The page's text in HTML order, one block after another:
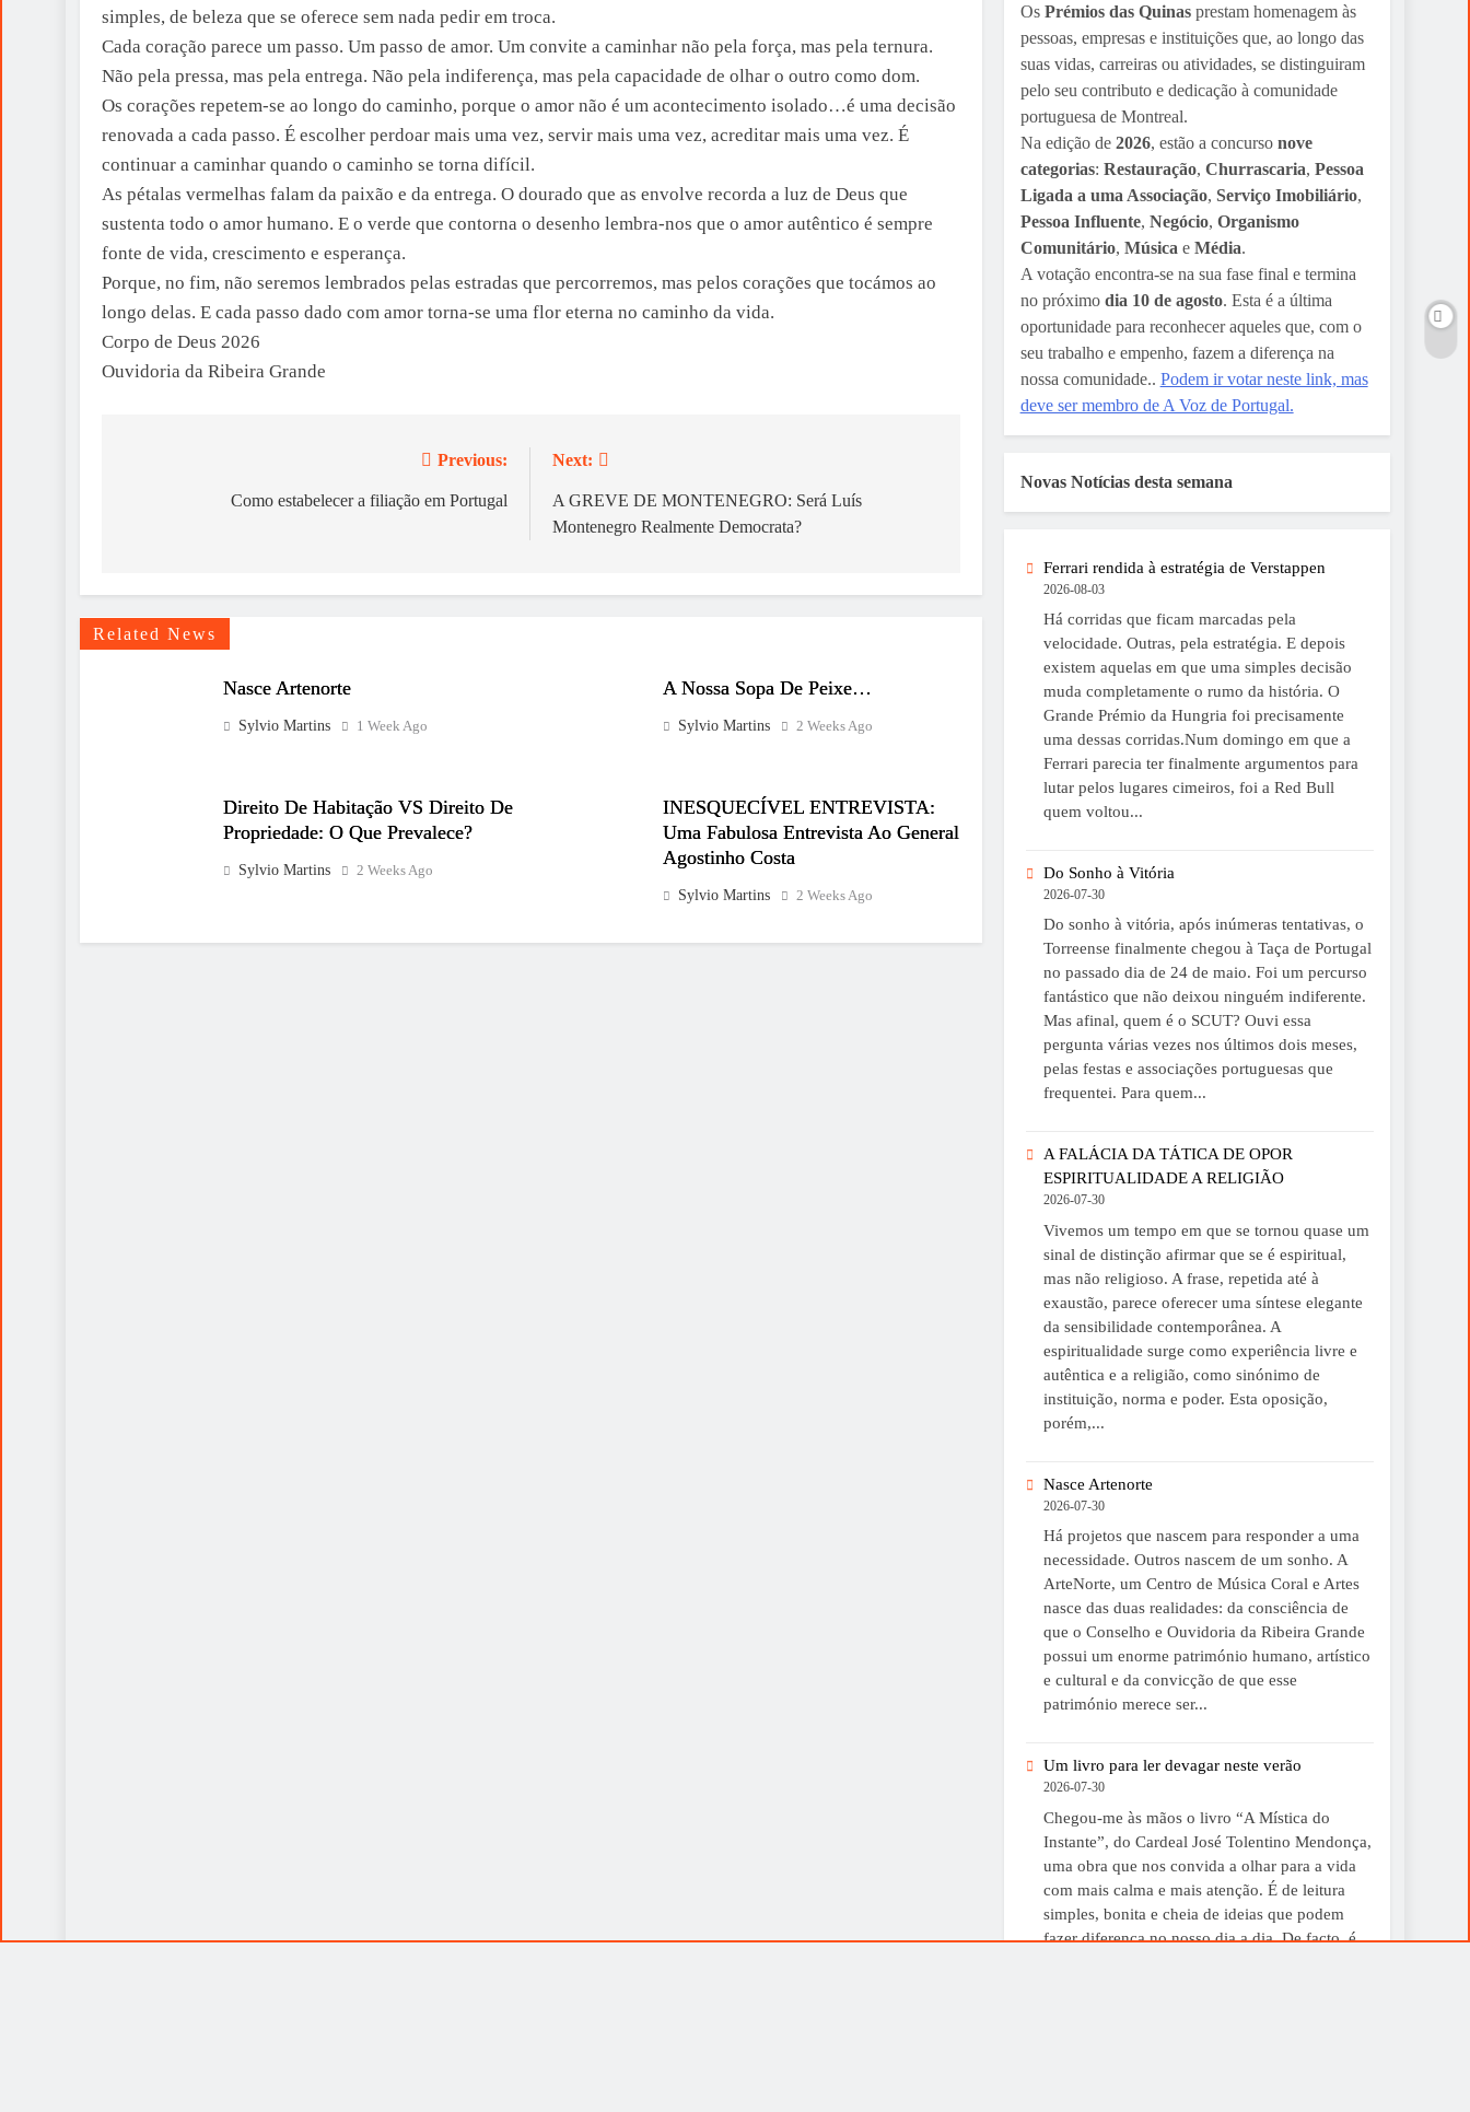
simples, de beleza que se oferece sem nada pedir em troca.
Cada coração parece um passo. Um passo de amor. Um convite a caminhar não pela força, mas pela ternura.
Não pela pressa, mas pela entrega. Não pela indiferença, mas pela capacidade de olhar o outro como dom.
Os corações repetem-se ao longo do caminho, porque o amor não é um acontecimento isolado…é uma decisão
renovada a cada passo. É escolher perdoar mais uma vez, servir mais uma vez, acreditar mais uma vez. É
continuar a caminhar quando o caminho se torna difícil.
As pétalas vermelhas falam da paixão e da entrega. O dourado que as envolve recorda a luz de Deus que
sustenta todo o amor humano. E o verde que contorna o desenho lembra-nos que o amor autêntico é sempre
fonte de vida, crescimento e esperança.
Porque, no fim, não seremos lembrados pelas estradas que percorremos, mas pelos corações que tocámos ao
longo delas. E cada passo dado com amor torna-se uma flor eterna no caminho da vida.
Corpo de Deus 2026
Ouvidoria da Ribeira Grande
navigation
Previous:
Como estabelecer a filiação em Portugal
Next:
A GREVE DE MONTENEGRO: Será Luís
Montenegro Realmente Democrata?
Related News
Nasce Artenorte
Sylvio Martins 1 Week Ago
A Nossa Sopa De Peixe…
Sylvio Martins 2 Weeks Ago
Direito De Habitação VS Direito De
Propriedade: O Que Prevalece?
Sylvio Martins 2 Weeks Ago
INESQUECÍVEL ENTREVISTA:
Uma Fabulosa Entrevista Ao General
Agostinho Costa
Sylvio Martins 2 Weeks Ago
Os Prémios das Quinasprestam homenagem às
pessoas, empresas e instituições que, ao longo das
suas vidas, carreiras ou atividades, se distinguiram
pelo seu contributo e dedicação à comunidade
portuguesa de Montreal.
Na edição de 2026, estão a concurso nove
categorias: Restauração, Churrascaria, Pessoa
Ligada a uma Associação, Serviço Imobiliário,
Pessoa Influente, Negócio, Organismo
Comunitário, Música e Média.
A votação encontra-se na sua fase final e termina
no próximo dia 10 de agosto. Esta é a última
oportunidade para reconhecer aqueles que, com o
seu trabalho e empenho, fazem a diferença na
nossa comunidade.. Podem ir votar neste link, mas
deve ser membro de A Voz de Portugal.
Novas Notícias desta semana
Ferrari rendida à estratégia de Verstappen
2026-08-03
Há corridas que ficam marcadas pela
velocidade. Outras, pela estratégia. E depois
existem aquelas em que uma simples decisão
muda completamente o rumo da história. O
Grande Prémio da Hungria foi precisamente
uma dessas corridas.Num domingo em que a
Ferrari parecia ter finalmente argumentos para
lutar pelos lugares cimeiros, foi a Red Bull
quem voltou...
Do Sonho à Vitória
2026-07-30
Do sonho à vitória, após inúmeras tentativas, o
Torreense finalmente chegou à Taça de Portugal
no passado dia de 24 de maio. Foi um percurso
fantástico que não deixou ninguém indiferente.
Mas afinal, quem é o SCUT? Ouvi essa
pergunta várias vezes nos últimos dois meses,
pelas festas e associações portuguesas que
frequentei. Para quem...
A FALÁCIA DA TÁTICA DE OPOR
ESPIRITUALIDADE A RELIGIÃO
2026-07-30
Vivemos um tempo em que se tornou quase um
sinal de distinção afirmar que se é espiritual,
mas não religioso. A frase, repetida até à
exaustão, parece oferecer uma síntese elegante
da sensibilidade contemporânea. A
espiritualidade surge como experiência livre e
autêntica e a religião, como sinónimo de
instituição, norma e poder. Esta oposição,
porém,...
Nasce Artenorte
2026-07-30
Há projetos que nascem para responder a uma
necessidade. Outros nascem de um sonho. A
ArteNorte, um Centro de Música Coral e Artes
nasce das duas realidades: da consciência de
que o Conselho e Ouvidoria da Ribeira Grande
possui um enorme património humano, artístico
e cultural e da convicção de que esse
património merece ser...
Um livro para ler devagar neste verão
2026-07-30
Chegou-me às mãos o livro “A Mística do
Instante”, do Cardeal José Tolentino Mendonça,
uma obra que nos convida a olhar para a vida
com mais calma e mais atenção. É de leitura
simples, bonita e cheia de ideias que podem
fazer diferença no nosso dia a dia. De facto, é